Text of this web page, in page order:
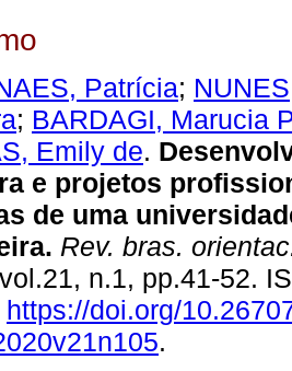
Patrícia;
; BARDAGI, Marucia
Emily de.
e projetos
de uma
. Rev. bras.
n.1, pp.41-52.
https://doi.org/
.